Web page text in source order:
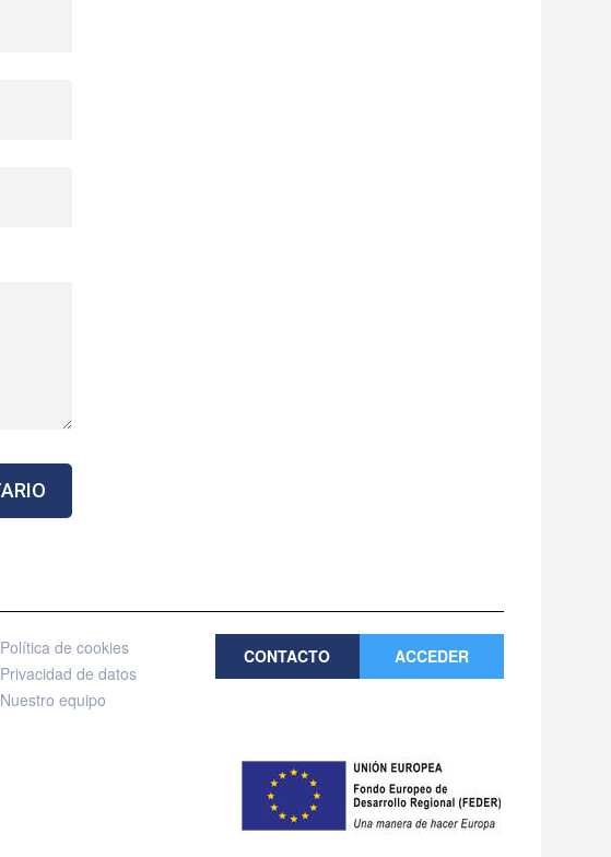
Política de cookies
Privacidad de datos
Nuestro equipo
CONTACTO ACCEDER